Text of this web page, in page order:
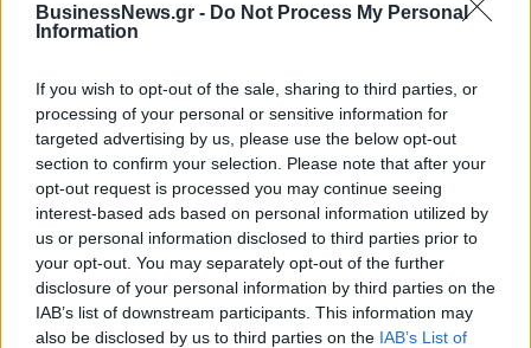
BusinessNews.gr - Do Not Process My Personal
Information
If you wish to opt-out of the sale, sharing to third parties, or
processing of your personal or sensitive information for
targeted advertising by us, please use the below opt-out
section to confirm your selection. Please note that after your
opt-out request is processed you may continue seeing
interest-based ads based on personal information utilized by
us or personal information disclosed to third parties prior to
your opt-out. You may separately opt-out of the further
disclosure of your personal information by third parties on the
IAB’s list of downstream participants. This information may
also be disclosed by us to third parties on the IAB’s List of
Γεωργιάδης: Εξώδικο στον
Αλέξη Τσίπρα για
δηλώσεις του
03/05/2023 - 16:06
O Κασιδιάρης δεν θα
στηρίξει το κόμμα
Κανελλόπουλου
03/05/2023 - 19:05